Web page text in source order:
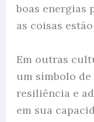
boas energias
as coisas
Em outras
um símbolo de
resiliência e
em sua